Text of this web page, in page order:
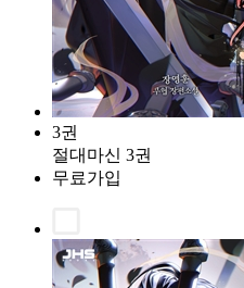
3권
절대마신 3권
무료가입